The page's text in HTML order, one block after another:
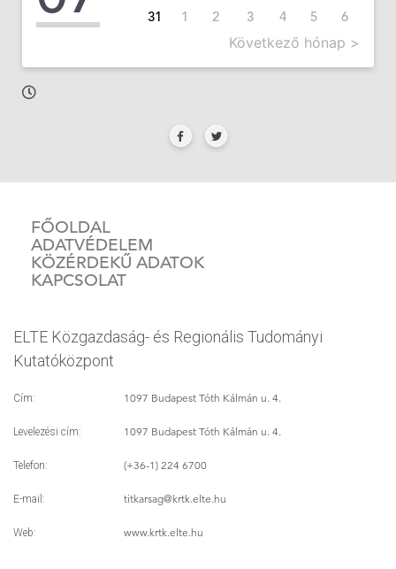
31
1 2 3 4 5 6
Következő hónap >
FŐOLDAL
ADATVÉDELEM
KÖZÉRDEKŰ ADATOK
KAPCSOLAT
ELTE Közgazdaság- és Regionális Tudományi
Kutatóközpont
Cím: 1097 Budapest Tóth Kálmán u. 4.
Levelezési cím: 1097 Budapest Tóth Kálmán u. 4.
Telefon: (+36-1) 224 6700
E-mail: titkarsag@krtk.elte.hu
Web: www.krtk.elte.hu